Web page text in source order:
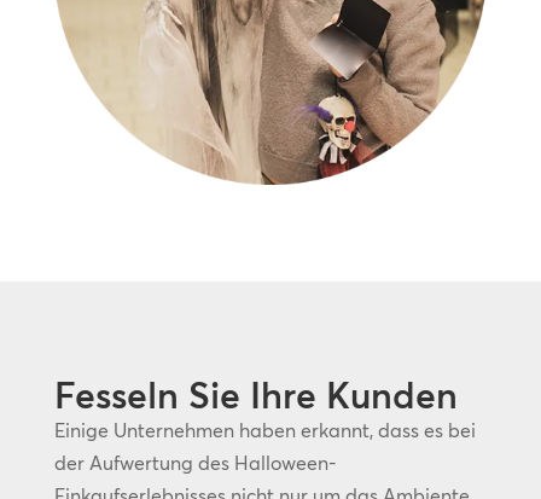
Fesseln Sie Ihre Kunden
Einige Unternehmen haben erkannt, dass es bei
der Aufwertung des Halloween-